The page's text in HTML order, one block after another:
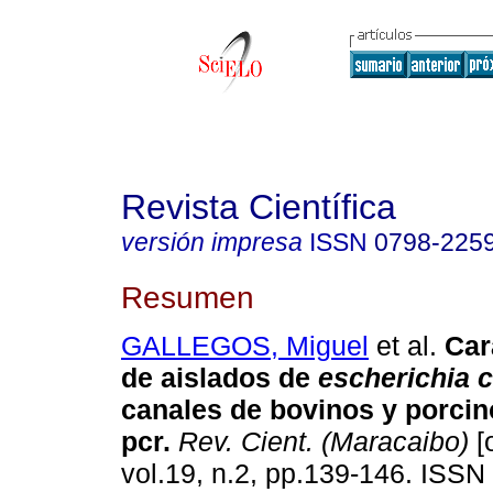
Revista Científica
versión impresa ISSN 0798-
Resumen
GALLEGOS, Miguel et al.
de aislados de escherichia
canales de bovinos y
pcr. Rev. Cient. (Maracaibo)
vol.19, n.2, pp.139-146.